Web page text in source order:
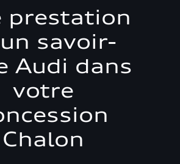
prestation
savoir-
Audi dans
votre
Chalon